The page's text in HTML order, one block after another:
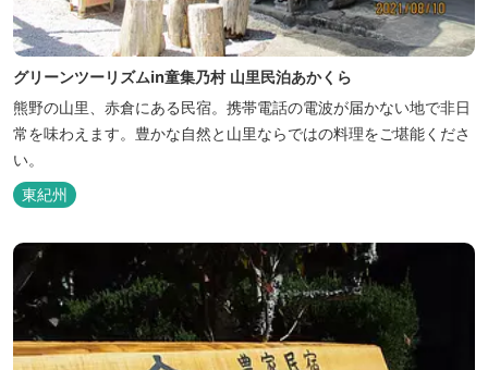
グリーンツーリズムin童集乃村 山里民泊あかくら
熊野の山里、赤倉にある民宿。携帯電話の電波が届かない地で非日
常を味わえます。豊かな自然と山里ならではの料理をご堪能くださ
い。
東紀州